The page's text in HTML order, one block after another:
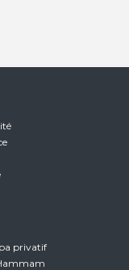
privatif